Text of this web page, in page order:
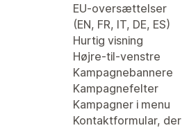
EU-oversættelser
(EN, FR, IT, DE, ES)
Hurtig visning
Højre-til-venstre
Kampagnebannere
Kampagnefelter
Kampagner i menu
Kontaktformular, der